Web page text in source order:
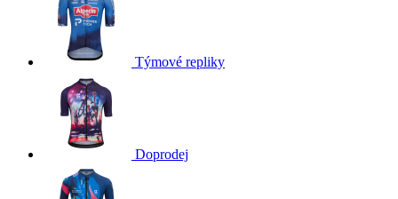
Týmové repliky
Doprodej